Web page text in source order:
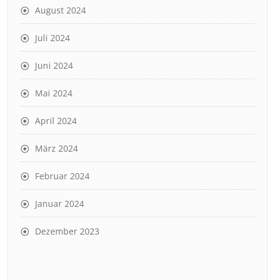
August 2024
Juli 2024
Juni 2024
Mai 2024
April 2024
März 2024
Februar 2024
Januar 2024
Dezember 2023